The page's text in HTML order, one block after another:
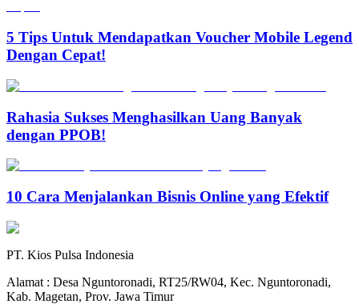
5 Tips Untuk Mendapatkan Voucher Mobile Legend
Dengan Cepat!
Rahasia Sukses Menghasilkan Uang Banyak
dengan PPOB!
10 Cara Menjalankan Bisnis Online yang Efektif
PT. Kios Pulsa Indonesia
Alamat : Desa Nguntoronadi, RT25/RW04, Kec. Nguntoronadi,
Kab. Magetan, Prov. Jawa Timur